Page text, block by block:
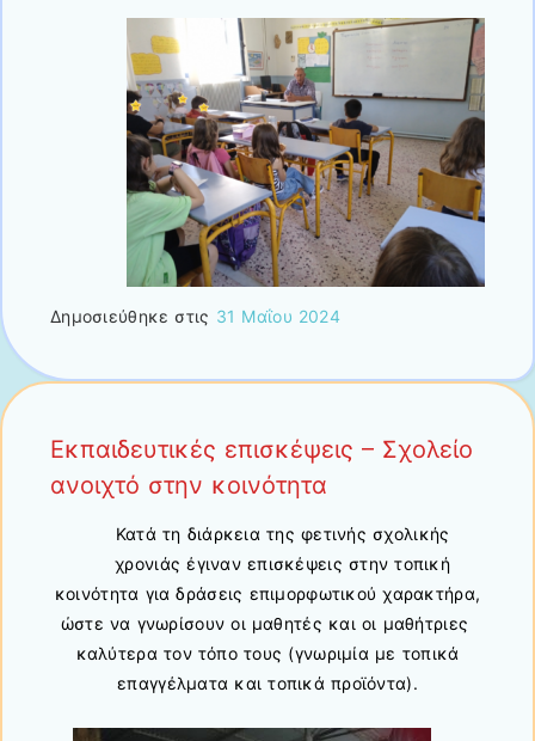
Δημοσιεύθηκε στις 31 Μαΐου 2024
Εκπαιδευτικές επισκέψεις – Σχολείο
ανοιχτό στην κοινότητα
Κατά τη διάρκεια της φετινής σχολικής
χρονιάς έγιναν επισκέψεις στην τοπική
κοινότητα για δράσεις επιμορφωτικού χαρακτήρα,
ώστε να γνωρίσουν οι μαθητές και οι μαθήτριες
καλύτερα τον τόπο τους (γνωριμία με τοπικά
επαγγέλματα και τοπικά προϊόντα).